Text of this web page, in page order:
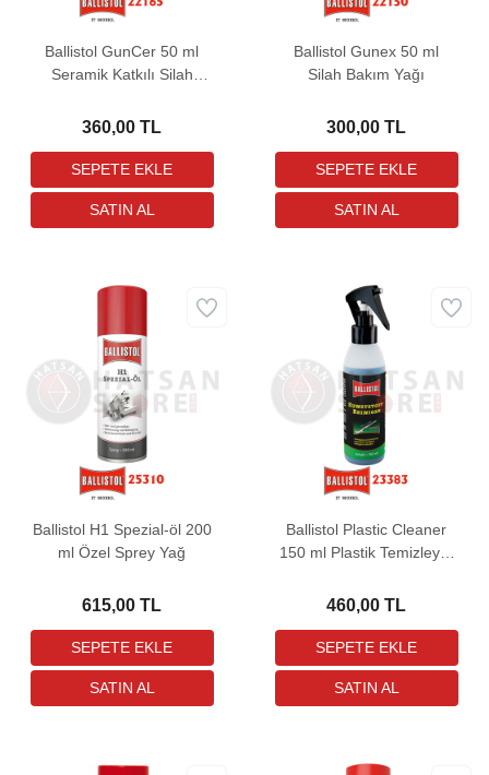
Ballistol GunCer 50 ml
Seramik Katkılı Silah
360,00 TL
Ballistol Gunex 50 ml
Silah Bakım Yağı
300,00 TL
Ballistol H1 Spezial-öl 200
ml Özel Sprey Yağ
615,00 TL
Ballistol Plastic Cleaner
150 ml Plastik Temizleyici
460,00 TL